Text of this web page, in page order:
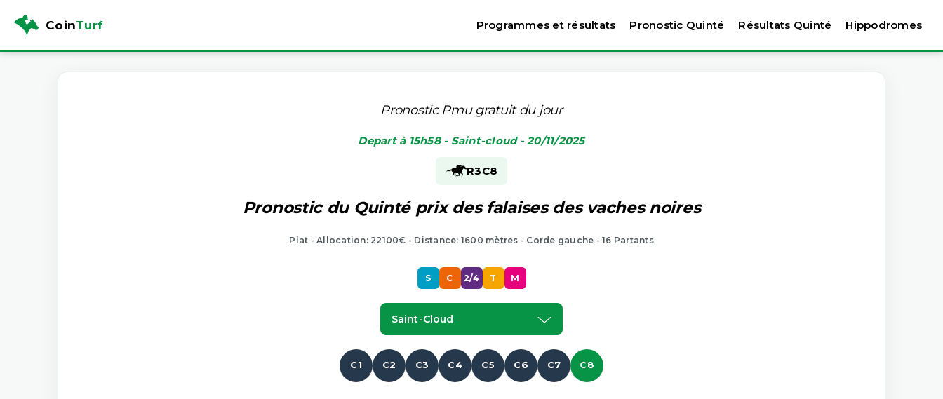
CoinTurf Programmes et résultats Pronostic Quinté Résultats Quinté Hippodromes
Pronostic Pmu gratuit du jour
Depart à 15h58 - Saint-cloud - 20/11/2025
R3C8
Pronostic du Quinté prix des falaises des vaches noires
Plat - Allocation: 22100€ - Distance: 1600 mètres - Corde gauche - 16 Partants
S C 2/4 T M
Saint-Cloud
C1 C2 C3 C4 C5 C6 C7 C8